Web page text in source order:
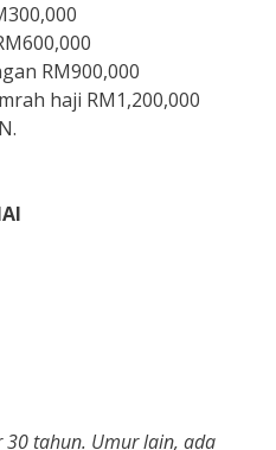
RM900,000
haji RM1,200,000
tahun. Umur lain, ada